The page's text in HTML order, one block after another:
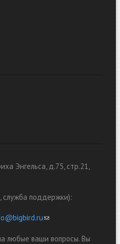
Энгельса, д.75, стр.21,
служба поддержки):
e-mail)
(link sends e-mail)
любые ваши вопросы. Вы